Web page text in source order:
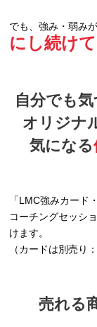
でも、強み・弱み
にし続け
自分でも
オリジナ
気になる
「LMC強みカード
コーチングセッシ
けます。
（カードは別売り
売れる